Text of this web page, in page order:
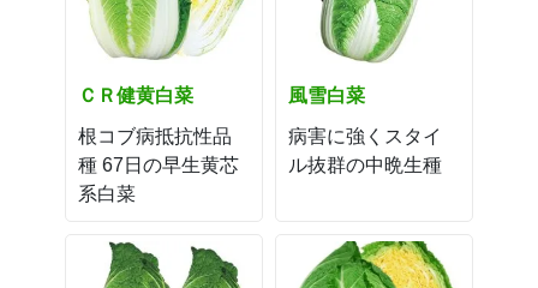
ＣＲ健黄白菜
根コブ病抵抗性品
種 67日の早生黄芯
系白菜
風雪白菜
病害に強くスタイ
ル抜群の中晩生種